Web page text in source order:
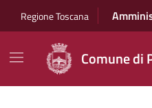
Regione Toscana
Comune di